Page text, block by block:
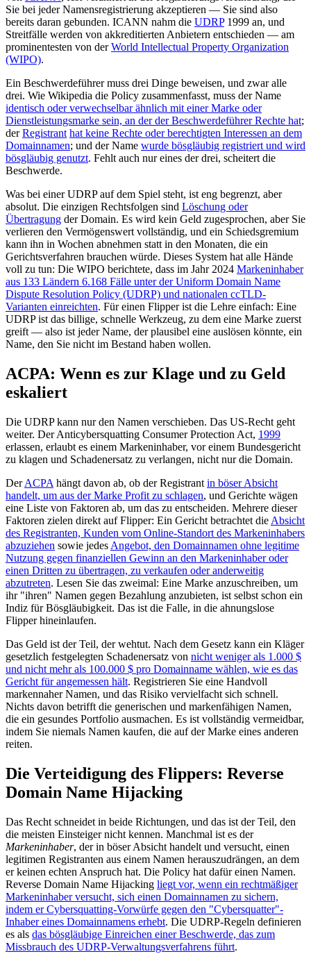
Sie bei jeder Namensregistrierung akzeptieren — Sie sind also
bereits daran gebunden. ICANN nahm die UDRP1999 an, und
Streitfälle werden von akkreditierten Anbietern entschieden — am
prominentesten von derWorld Intellectual Property Organization
(WIPO).
Ein Beschwerdeführer muss drei Dinge beweisen, und zwar alle
drei. Wie Wikipedia die Policy zusammenfasst, muss der Name
identisch oder verwechselbar ähnlich mit einer Marke oder
Dienstleistungsmarke sein, an der der Beschwerdeführer Rechte hat;
derRegistrant hat keine Rechte oder berechtigten Interessen an dem
Domainnamen; und der Name wurde bösgläubig registriert und wird
bösgläubig genutzt. Fehlt auch nur eines der drei, scheitert die
Beschwerde.
Was bei einer UDRP auf dem Spiel steht, ist eng begrenzt, aber
absolut. Die einzigen Rechtsfolgen sind Löschung oder
Übertragung der Domain. Es wird kein Geld zugesprochen, aber Sie
verlieren den Vermögenswert vollständig, und ein Schiedsgremium
kann ihn in Wochen abnehmen statt in den Monaten, die ein
Gerichtsverfahren brauchen würde. Dieses System hat alle Hände
voll zu tun: Die WIPO berichtete, dass im Jahr 2024 Markeninhaber
aus 133 Ländern 6.168 Fälle unter der Uniform Domain Name
Dispute Resolution Policy (UDRP) und nationalen ccTLD-
Varianten einreichten. Für einen Flipper ist die Lehre einfach: Eine
UDRP ist das billige, schnelle Werkzeug, zu dem eine Marke zuerst
greift — also ist jeder Name, der plausibel eine auslösen könnte, ein
Name, den Sie nicht im Bestand haben wollen.
ACPA: Wenn es zur Klage und zu Geld
eskaliert
Die UDRP kann nur den Namen verschieben. Das US-Recht geht
weiter. Der Anticybersquatting Consumer Protection Act, 1999
erlassen, erlaubt es einem Markeninhaber, vor einem Bundesgericht
zu klagen und Schadenersatz zu verlangen, nicht nur die Domain.
DerACPA hängt davon ab, ob der Registrant in böser Absicht
handelt, um aus der Marke Profit zu schlagen, und Gerichte wägen
eine Liste von Faktoren ab, um das zu entscheiden. Mehrere dieser
Faktoren zielen direkt auf Flipper: Ein Gericht betrachtet die Absicht
des Registranten, Kunden vom Online-Standort des Markeninhabers
abzuziehen sowie jedes Angebot, den Domainnamen ohne legitime
Nutzung gegen finanziellen Gewinn an den Markeninhaber oder
einen Dritten zu übertragen, zu verkaufen oder anderweitig
abzutreten. Lesen Sie das zweimal: Eine Marke anzuschreiben, um
ihr "ihren" Namen gegen Bezahlung anzubieten, ist selbst schon ein
Indiz für Bösgläubigkeit. Das ist die Falle, in die ahnungslose
Flipper hineinlaufen.
Das Geld ist der Teil, der wehtut. Nach dem Gesetz kann ein Kläger
gesetzlich festgelegten Schadenersatz von nicht weniger als 1.000 $
und nicht mehr als 100.000 $ pro Domainname wählen, wie es das
Gericht für angemessen hält. Registrieren Sie eine Handvoll
markennaher Namen, und das Risiko vervielfacht sich schnell.
Nichts davon betrifft die generischen und markenfähigen Namen,
die ein gesundes Portfolio ausmachen. Es ist vollständig vermeidbar,
indem Sie niemals Namen kaufen, die auf der Marke eines anderen
reiten.
Die Verteidigung des Flippers: Reverse
Domain Name Hijacking
Das Recht schneidet in beide Richtungen, und das ist der Teil, den
die meisten Einsteiger nicht kennen. Manchmal ist es der
Markeninhaber, der in böser Absicht handelt und versucht, einen
legitimen Registranten aus einem Namen herauszudrängen, an dem
er keinen echten Anspruch hat. Die Policy hat dafür einen Namen.
Reverse Domain Name Hijacking liegt vor, wenn ein rechtmäßiger
Markeninhaber versucht, sich einen Domainnamen zu sichern,
indem er Cybersquatting-Vorwürfe gegen den "Cybersquatter"-
Inhaber eines Domainnamens erhebt. Die UDRP-Regeln definieren
es als das bösgläubige Einreichen einer Beschwerde, das zum
Missbrauch des UDRP-Verwaltungsverfahrens führt.